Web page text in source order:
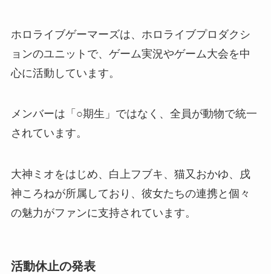
ホロライブゲーマーズは、ホロライブプロダクシ
ョンのユニットで、ゲーム実況やゲーム大会を中
心に活動しています。
メンバーは「○期生」ではなく、全員が動物で統一
されています。
大神ミオをはじめ、白上フブキ、猫又おかゆ、戌
神ころねが所属しており、彼女たちの連携と個々
の魅力がファンに支持されています。
活動休止の発表